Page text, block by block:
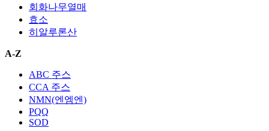
회화나무열매
효소
히알루론산
A-Z
ABC 주스
CCA 주스
NMN(엔엠엔)
PQQ
SOD